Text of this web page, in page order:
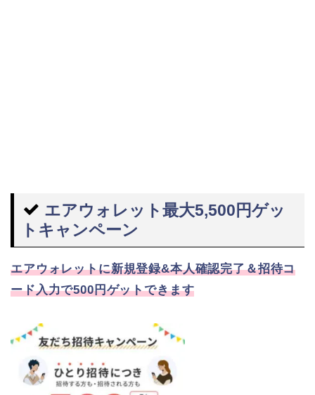
エアウォレット最大5,500円ゲッ
トキャンペーン
エアウォレットに新規登録&本人確認完了＆招待コ
ード入力で500円ゲットできます